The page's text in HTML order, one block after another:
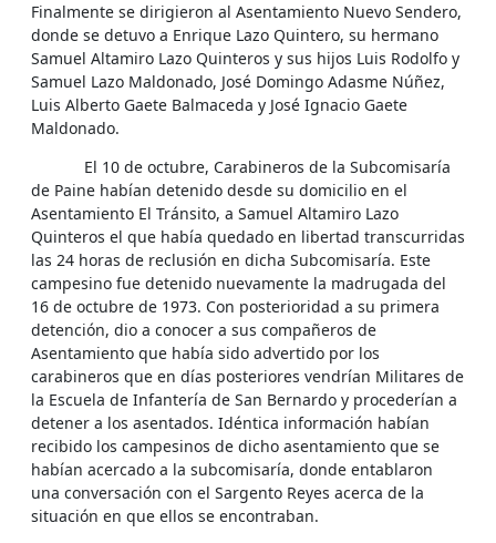
Finalmente se dirigieron al Asentamiento Nuevo Sendero,
donde se detuvo a Enrique Lazo Quintero, su hermano
Samuel Altamiro Lazo Quinteros y sus hijos Luis Rodolfo y
Samuel Lazo Maldonado, José Domingo Adasme Núñez,
Luis Alberto Gaete Balmaceda y José Ignacio Gaete
Maldonado.
El 10 de octubre, Carabineros de la Subcomisaría
de Paine habían detenido desde su domicilio en el
Asentamiento El Tránsito, a Samuel Altamiro Lazo
Quinteros el que había quedado en libertad transcurridas
las 24 horas de reclusión en dicha Subcomisaría. Este
campesino fue detenido nuevamente la madrugada del
16 de octubre de 1973. Con posterioridad a su primera
detención, dio a conocer a sus compañeros de
Asentamiento que había sido advertido por los
carabineros que en días posteriores vendrían Militares de
la Escuela de Infantería de San Bernardo y procederían a
detener a los asentados. Idéntica información habían
recibido los campesinos de dicho asentamiento que se
habían acercado a la subcomisaría, donde entablaron
una conversación con el Sargento Reyes acerca de la
situación en que ellos se encontraban.